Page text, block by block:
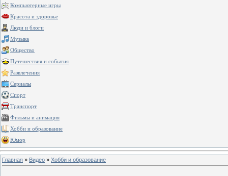
Компьютерные игры
Красота и здоровье
Люди и блоги
Музыка
Общество
Путешествия и события
Развлечения
Сериалы
Спорт
Транспорт
Фильмы и анимация
Хобби и образование
Юмор
Главная » Видео » Хобби и образование